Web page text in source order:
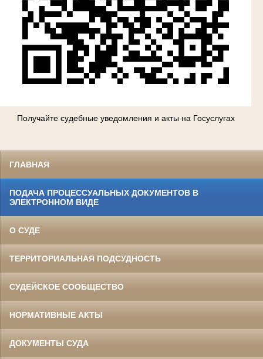
Получайте судебные уведомления и акты на Госуслугах
ГЛАВНАЯ
ПОДАЧА ПРОЦЕССУАЛЬНЫХ ДОКУМЕНТОВ В
ЭЛЕКТРОННОМ ВИДЕ
О СУДЕ
ТЕРРИТОРИАЛЬНАЯ ПОДСУДНОСТЬ
СУДЕЙСКОЕ СООБЩЕСТВО
НОРМАТИВНЫЕ АКТЫ
ДОКУМЕНТЫ СУДА